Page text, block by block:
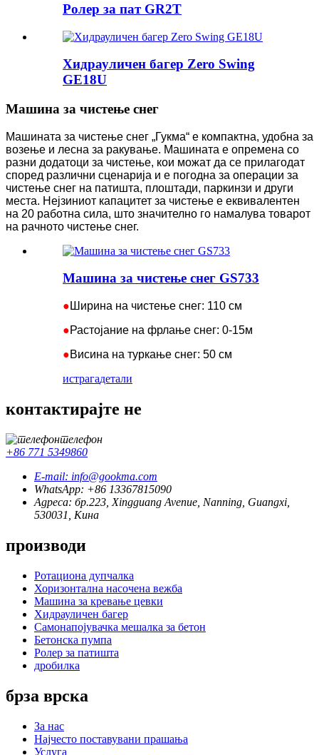
Ролер за пат GR2T
Хидрауличен багер Zero Swing
GE18U
Машина за чистење снег
Машината за чистење снег „Гукма“ е компактна, удобна за
возење и лесна за ракување. Машината е опремена со
разни додатоци за чистење, кои можат да се прилагодат
според различни сценарија и е погодна за операции за
чистење снег на патишта, плоштади, паркинзи и други
места. Нејзиниот капацитет за чистење е еквивалентен
на 20 работна сила, што значително го намалува товарот
на рачното чистење снег.
Машина за чистење снег GS733
● Ширина на чистење снег: 110 см
●Растојание на фрлање снег: 0-15м
●Висина на туркање снег: 50 см
истрагадетали
контактирајте не
телефон
+86 771 5349860
E-mail: info@gookma.com
WhatsApp: +86 13367815090
Адреса: бр.223, Xingguang Avenue, Nanning, Guangxi,
530031, Кина
производи
Ротациона дупчалка
Хоризонтална насочена вежба
Машина за кревање цевки
Хидрауличен багер
Самонапојувачка мешалка за бетон
Бетонска пумпа
Ролер за патишта
дробилка
брза врска
За нас
Најчесто поставувани прашања
Услуга